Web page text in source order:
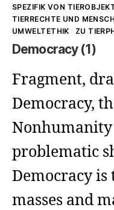
SPEZIFIK VON
TIERRECHTE UND
UMWELTETHIK
ZU
Democracy (1)
Fragment,
Democracy,
problematic
Democracy
masses and